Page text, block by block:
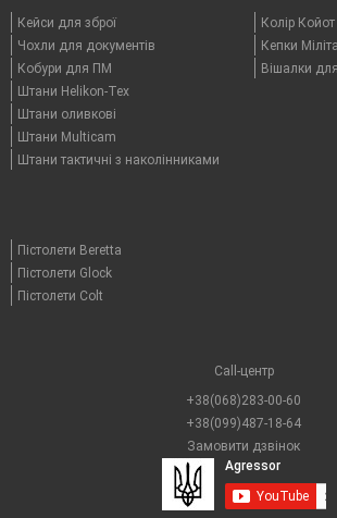
Кейси для зброї
Чохли для документів
Кобури для ПМ
Штани Helikon-Tex
Штани оливкові
Штани Multicam
Штани тактичні з наколінниками
Колір Койот
Кепки
Вішалки
Пістолети Beretta
Пістолети Glock
Пістолети Colt
Call-центр
+38(068)283-00-60
+38(099)487-18-64
Замовити дзвінок